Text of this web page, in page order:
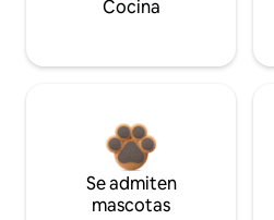
Cocina
Se admiten
mascotas